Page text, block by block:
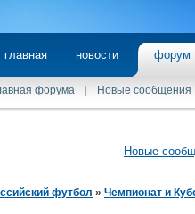
главная новости
форума Новые сообщения
Новые
футбол » Чемпионат и